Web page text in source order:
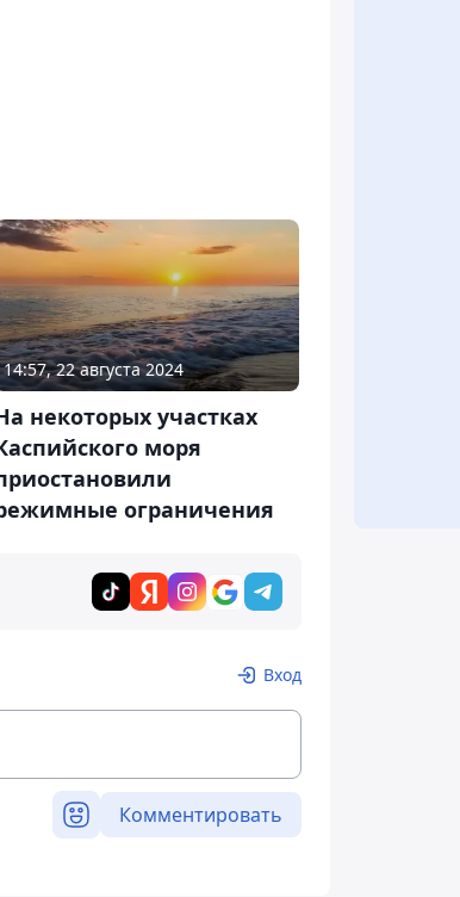
14:57, 22 августа 2024
некоторых участках
моря
ограничения
Вход
Комментировать